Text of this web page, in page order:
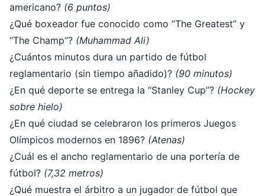
americano? (6 puntos)
¿Qué boxeador fue conocido como “The Greatest” y
“The Champ”? (Muhammad Ali)
¿Cuántos minutos dura un partido de fútbol
reglamentario (sin tiempo añadido)? (90 minutos)
¿En qué deporte se entrega la “Stanley Cup”? (Hockey
sobre hielo)
¿En qué ciudad se celebraron los primeros Juegos
Olímpicos modernos en 1896? (Atenas)
¿Cuál es el ancho reglamentario de una portería de
fútbol? (7,32 metros)
¿Qué muestra el árbitro a un jugador de fútbol que